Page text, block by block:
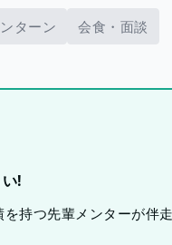
ターン 会食・面談
!
持つ先輩メンターが伴